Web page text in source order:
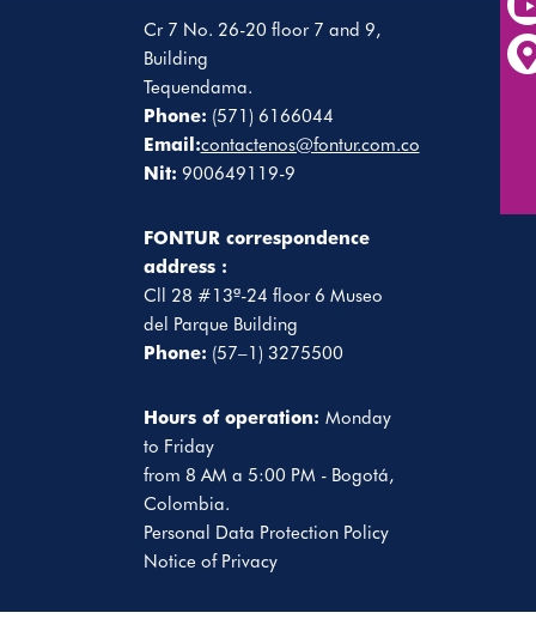
Cr 7 No. 26-20 floor 7 and 9,
Building
Tequendama.
Phone: (571) 6166044
Email:contactenos@fontur.com.co
Nit: 900649119-9
FONTUR correspondence
address :
Cll 28 #13ª-24 floor 6 Museo
del Parque Building
Phone: (57–1) 3275500
Hours of operation: Monday
to Friday
from 8 AM a 5:00 PM - Bogotá,
Colombia.
Personal Data Protection Policy
Notice of Privacy